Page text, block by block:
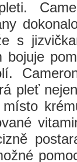
s
bojuje
pleť
místo